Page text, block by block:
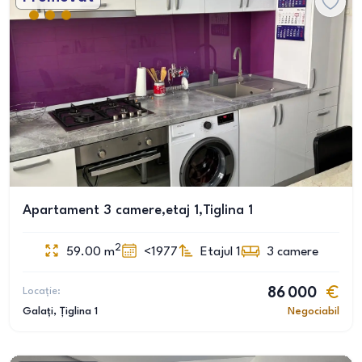
Apartament 3 camere,etaj 1,Tiglina 1
59.00 m2 <1977 Etajul 1 3 camere
Locație:
Galați, Țiglina 1
86 000
Negociabil